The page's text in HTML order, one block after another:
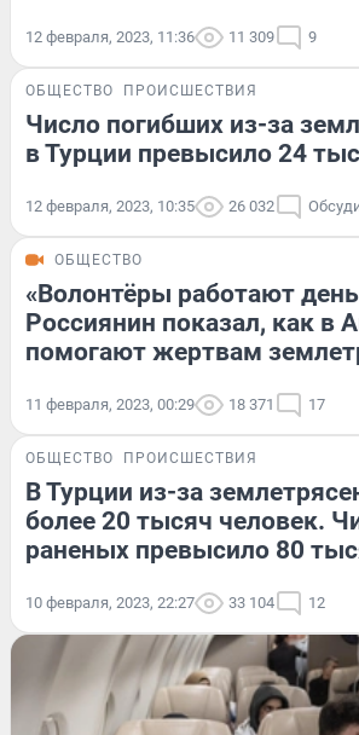
12 февраля, 2023, 11:36 11 309 9
ОБЩЕСТВО ПРОИСШЕСТВИЯ
Число погибших из-за
в Турции превысило 24
12 февраля, 2023, 10:35 26 032
ОБЩЕСТВО
«Волонтёры работают
Россиянин показал, как в
помогают жертвам
11 февраля, 2023, 00:29 18 371 17
ОБЩЕСТВО ПРОИСШЕСТВИЯ
В Турции из-за
более 20 тысяч человек.
раненых превысило 80
10 февраля, 2023, 22:27 33 104 12